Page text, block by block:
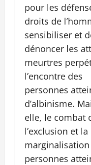
pour les
droits de
sensibiliser et
dénoncer les
meurtres
l’encontre des
personnes
d’albinisme.
elle, le combat
l’exclusion et la
marginalisation
personnes